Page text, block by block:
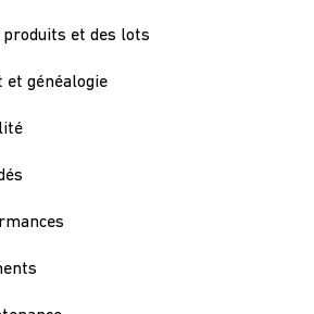
et des lots
généalogie